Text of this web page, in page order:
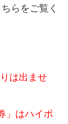
らをご覧く
は出ませ
」はハイポ